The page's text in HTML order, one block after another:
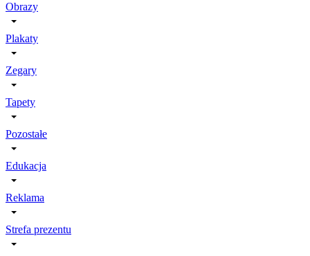
Obrazy
Plakaty
Zegary
Tapety
Pozostałe
Edukacja
Reklama
Strefa prezentu